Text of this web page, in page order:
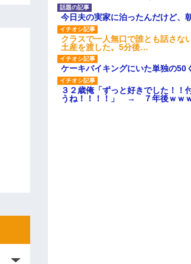
今日夫の実家に泊ったんだけど、
クラスで一人無口で誰とも話さ
土産を渡した。5分後…
ケーキバイキングにいた単独の50
３２歳俺「ずっと好きでした！
うね！！！！」 → ７年後ｗｗ